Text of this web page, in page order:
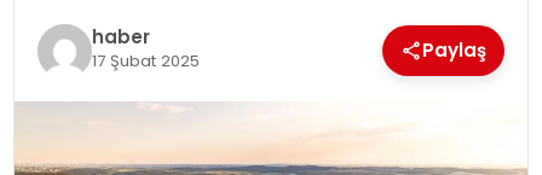
EKONOMIhaber
17 Şubat 2025 Paylaş